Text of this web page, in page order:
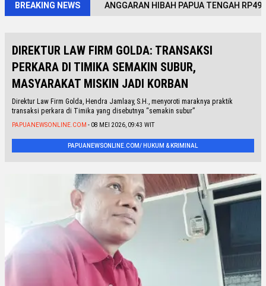
BREAKING NEWS ANGGARAN HIBAH PAPUA TENGAH
DIREKTUR LAW FIRM GOLDA: TRANSAKSI
PERKARA DI TIMIKA SEMAKIN SUBUR,
MASYARAKAT MISKIN JADI KORBAN
Direktur Law Firm Golda, Hendra Jamlaay, S.H., menyoroti maraknya praktik
transaksi perkara di Timika yang disebutnya “semakin subur”
PAPUANEWSONLINE.COM - 08 MEI 2026, 09:43 WIT
PAPUANEWSONLINE.COM/ HUKUM & KRIMINAL